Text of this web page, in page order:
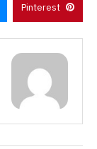
Pinterest